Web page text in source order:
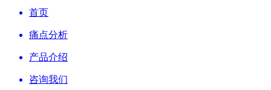
首页
痛点分析
产品介绍
咨询我们